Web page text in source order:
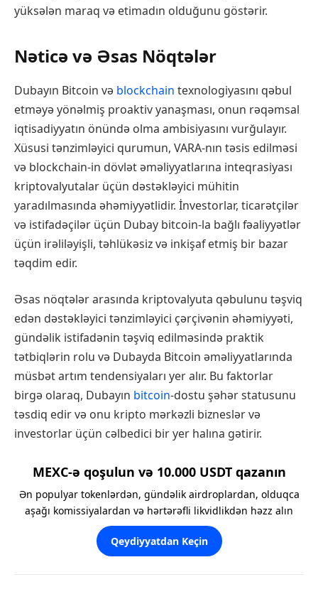
yüksələn maraq və etimadın olduğunu göstərir.
Nəticə və Əsas Nöqtələr
Dubayın Bitcoin və blockchain texnologiyasını qəbul
etməyə yönəlmiş proaktiv yanaşması, onun rəqəmsal
iqtisadiyyatın önündə olma ambisiyasını vurğulayır.
Xüsusi tənzimləyici qurumun, VARA-nın təsis edilməsi
və blockchain-in dövlət əməliyyatlarına inteqrasiyası
kriptovalyutalar üçün dəstəkləyici mühitin
yaradılmasında əhəmiyyətlidir. İnvestorlar, ticarətçilər
və istifadəçilər üçün Dubay bitcoin-la bağlı fəaliyyətlər
üçün irəliləyişli, təhlükəsiz və inkişaf etmiş bir bazar
təqdim edir.
Əsas nöqtələr arasında kriptovalyuta qəbulunu təşviq
edən dəstəkləyici tənzimləyici çərçivənin əhəmiyyəti,
gündəlik istifadənin təşviq edilməsində praktik
tətbiqlərin rolu və Dubayda Bitcoin əməliyyatlarında
müsbət artım tendensiyaları yer alır. Bu faktorlar
birgə olaraq, Dubayın bitcoin-dostu şəhər statusunu
təsdiq edir və onu kripto mərkəzli bizneslər və
investorlar üçün cəlbedici bir yer halına gətirir.
MEXC-ə qoşulun və 10.000 USDT qazanın
Ən populyar tokenlərdən, gündəlik airdroplardan, olduqca
aşağı komissiyalardan və hərtərəfli likvidlikdən həzz alın
Qeydiyyatdan Keçin